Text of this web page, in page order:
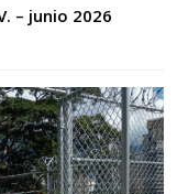
– junio 2026